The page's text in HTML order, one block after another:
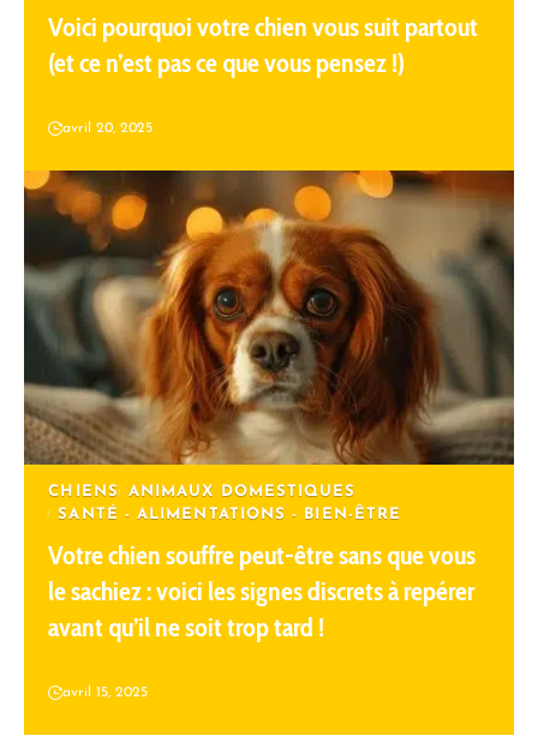
Voici pourquoi votre chien vous suit partout
(et ce n’est pas ce que vous pensez !)
avril 20, 2025
CHIENS
ANIMAUX DOMESTIQUES
SANTÉ - ALIMENTATIONS - BIEN-ÊTRE
Votre chien souffre peut-être sans que vous
le sachiez : voici les signes discrets à repérer
avant qu’il ne soit trop tard !
avril 15, 2025